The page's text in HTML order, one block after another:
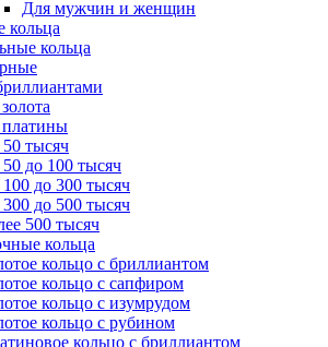
Для мужчин и женщин
кольца
кольца
тысяч
до 100 тысяч
до 300 тысяч
до 500 тысяч
500 тысяч
кольца
кольцо с бриллиантом
кольцо с сапфиром
кольцо с изумрудом
кольцо с рубином
кольцо с бриллиантом